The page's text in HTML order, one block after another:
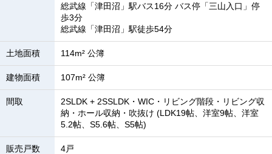
総武線「津田沼」駅バス16分 バス停「三山入口」停
歩3分
総武線「津田沼」駅徒歩54分
土地面積 114m² 公簿
建物面積 107m² 公簿
間取
2SLDK + 2SSLDK・WIC・リビング階段・リビング収
納・ホール収納・吹抜け (LDK19帖、洋室9帖、洋室
5.2帖、S5.6帖、S5帖)
販売戸数 4戸